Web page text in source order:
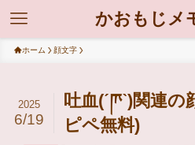
かおもじメ
ホーム 顔文字
吐血(ˊཫˋ)関連の
ピペ無料)
2025
6/19